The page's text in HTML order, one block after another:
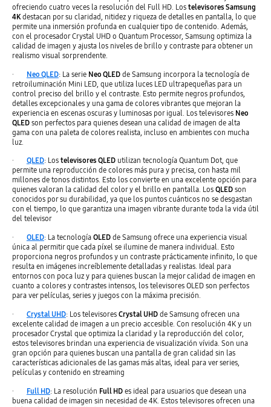
ofreciendo cuatro veces la resolución del Full HD. Los televisores Samsung
4Kdestacan por su claridad, nitidez y riqueza de detalles en pantalla, lo que
permite una inmersión profunda en cualquier tipo de contenido. Además,
con el procesador Crystal UHD o Quantum Processor, Samsung optimiza la
calidad de imagen y ajusta los niveles de brillo y contraste para obtener un
realismo visual sorprendente.
· Neo QLED: La serie Neo QLEDde Samsung incorpora la tecnología de
retroiluminación Mini LED, que utiliza luces LED ultrapequeñas para un
control preciso del brillo y el contraste. Esto permite negros profundos,
detalles excepcionales y una gama de colores vibrantes que mejoran la
experiencia en escenas oscuras y luminosas por igual. Los televisores Neo
QLEDson perfectos para quienes desean una calidad de imagen de alta
gama con una paleta de colores realista, incluso en ambientes con mucha
luz.
· QLED: Los televisores QLEDutilizan tecnología Quantum Dot, que
permite una reproducción de colores más pura y precisa, con hasta mil
millones de tonos distintos. Esto los convierte en una excelente opción para
quienes valoran la calidad del color y el brillo en pantalla. Los QLEDson
conocidos por su durabilidad, ya que los puntos cuánticos no se desgastan
con el tiempo, lo que garantiza una imagen vibrante durante toda la vida útil
del televisor
· OLED: La tecnología OLEDde Samsung ofrece una experiencia visual
única al permitir que cada píxel se ilumine de manera individual. Esto
proporciona negros profundos y un contraste prácticamente infinito, lo que
resulta en imágenes increíblemente detalladas y realistas. Ideal para
entornos con poca luz y para quienes buscan la mejor calidad de imagen en
cuanto a colores y contrastes intensos, los televisores OLED son perfectos
para ver películas, series y juegos con la máxima precisión.
· Crystal UHD: Los televisores Crystal UHDde Samsung ofrecen una
excelente calidad de imagen a un precio accesible. Con resolución 4K y un
procesador Crystal que optimiza la claridad y la reproducción del color,
estos televisores brindan una experiencia de visualización vívida. Son una
gran opción para quienes buscan una pantalla de gran calidad sin las
características adicionales de las gamas más altas, ideal para ver series,
películas y contenido en streaming
· Full HD: La resolución Full HDes ideal para usuarios que desean una
buena calidad de imagen sin necesidad de 4K. Estos televisores ofrecen una